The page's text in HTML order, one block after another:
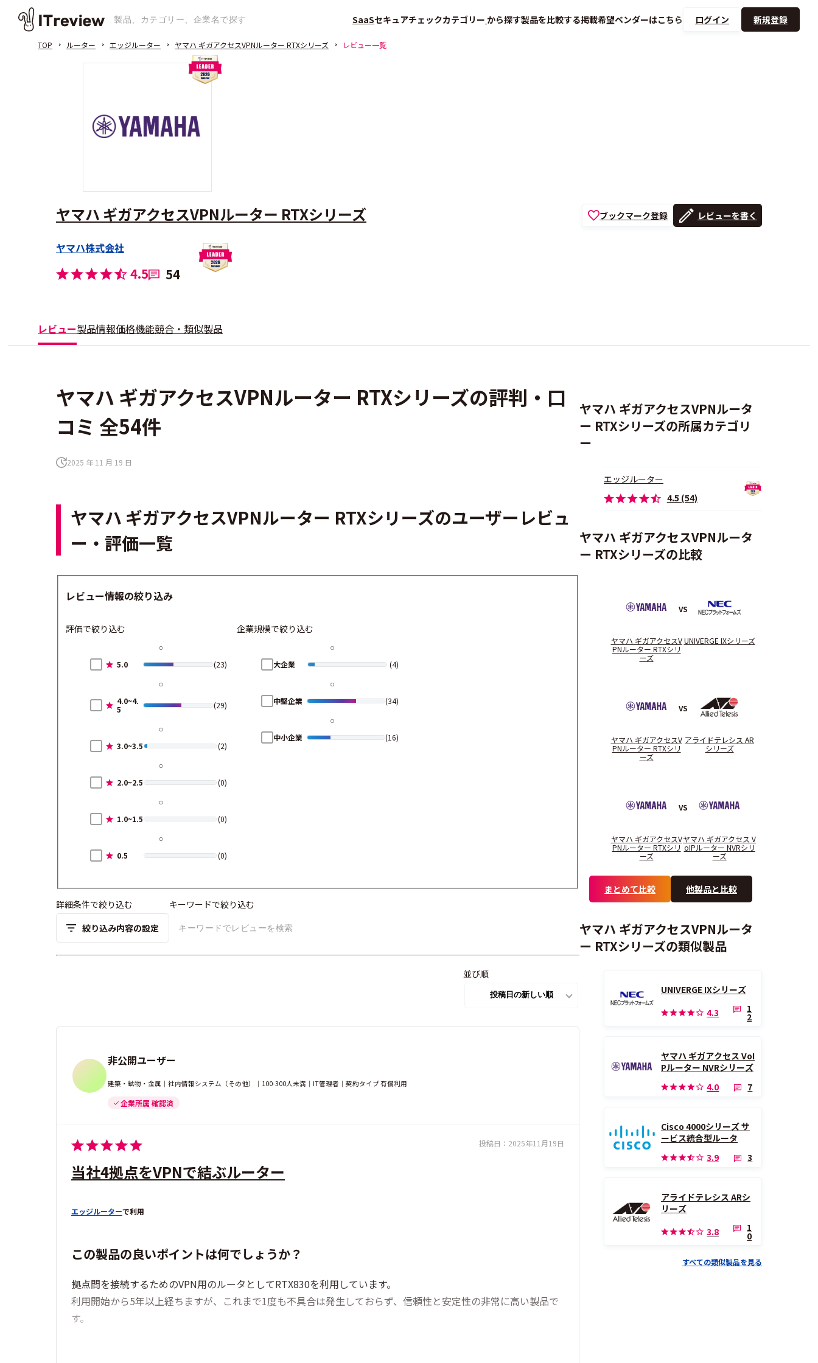
SaaSセキュアチェックカテゴリー から探す製品を比較する掲載希望ベンダーはこちら ログイン 新規登録
TOP ルーター エッジルーター ヤマハ ギガアクセスVPNルーター RTXシリーズ レビュー一覧
ヤマハ ギガアクセスVPNルーター RTXシリーズ
ヤマハ株式会社
4.5 54
ブックマーク登録 レビューを書く
レビュー製品情報価格機能競合・類似製品
ヤマハ ギガアクセスVPNルーター RTXシリーズの評判・口
コミ 全54件
2025 年 11 月 19 日
ヤマハ ギガアクセスVPNルーター RTXシリーズのユーザーレビュ
ー・評価一覧
レビュー情報の絞り込み
評価で絞り込む
5.0 (23)
4.0~4.
5
(29)
3.0~3.5 (2)
2.0~2.5 (0)
1.0~1.5 (0)
0.5 (0)
企業規模で絞り込む
大企業 (4)
中堅企業 (34)
中小企業 (16)
詳細条件で絞り込む
絞り込み内容の設定
キーワードで絞り込む
並び順
非公開ユーザー
建築・鉱物・金属｜社内情報システム（その他）｜100-300人未満｜IT管理者｜契約タイプ 有償利用
企業所属 確認済
投稿日： 2025年11月19日
当社4拠点をVPNで結ぶルーター
エッジルーターで利用
この製品の良いポイントは何でしょうか？
拠点間を接続するためのVPN用のルータとしてRTX830を利用しています。
利用開始から5年以上経ちますが、これまで1度も不具合は発生しておらず、信頼性と安定性の非常に高い製品で
す。
ヤマハ ギガアクセスVPNルータ
ー RTXシリーズの所属カテゴリ
ー
エッジルーター
4.5 (54)
ヤマハ ギガアクセスVPNルータ
ー RTXシリーズの比較
ヤマハ ギガアクセスV
PNルーター RTXシリ
ーズ
VS
UNIVERGE IXシリーズ
ヤマハ ギガアクセスV
PNルーター RTXシリ
ーズ
VS
アライドテレシス AR
シリーズ
ヤマハ ギガアクセスV
PNルーター RTXシリ
ーズ
VS
ヤマハ ギガアクセス V
oIPルーター NVRシリ
ーズ
まとめて比較 他製品と比較
ヤマハ ギガアクセスVPNルータ
ー RTXシリーズの類似製品
UNIVERGE IXシリーズ
4.3
1
2
ヤマハ ギガアクセス VoI
Pルーター NVRシリーズ
4.0
7
Cisco 4000シリーズ サ
ービス統合型ルータ
3.9
3
アライドテレシス ARシ
リーズ
3.8
1
0
すべての類似製品を見る